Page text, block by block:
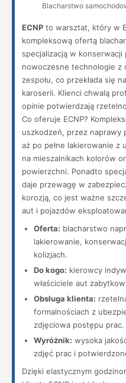
Blacharstwo
ECNP to warsztat, który w
kompleksową ofertą
specjalizacją w konserwacji
nowoczesne technologie z
zespołu, co przekłada się
karoserii. Klienci chwalą
opinie potwierdzają
Co oferuje ECNP?
uszkodzeń, przez naprawy
aż po pełne lakierowanie z
na mieszalnikach kolorów
powierzchni. Ponadto
daje przewagę w
korozją, co jest ważne
aut i pojazdów
Oferta: blacharstwo
lakierowanie,
kolizjach.
Do kogo: kierowcy
właściciele aut
Obsługa klienta:
formalnościach z
zdjęciowa postępu prac.
Wyróżnik: wysoka
zdjęć prac i
Dzięki elastycznym